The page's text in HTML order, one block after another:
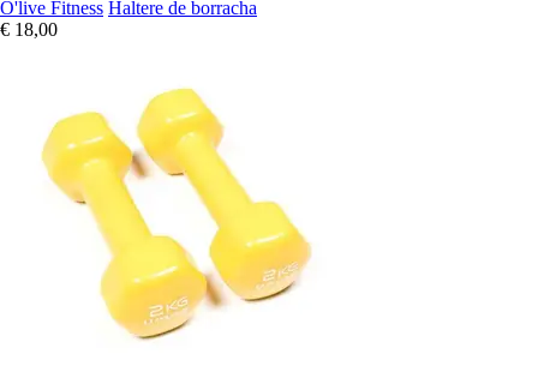
O'live Fitness Haltere de borracha
€ 18,00